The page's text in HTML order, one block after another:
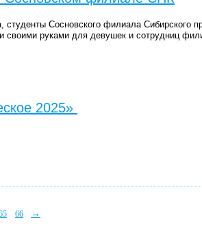
Сосновского филиала Сибирского
своими руками для девушек и сотрудниц
2025»
66 →